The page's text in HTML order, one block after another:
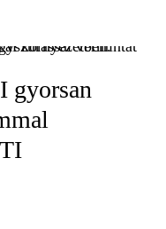
gyorsan